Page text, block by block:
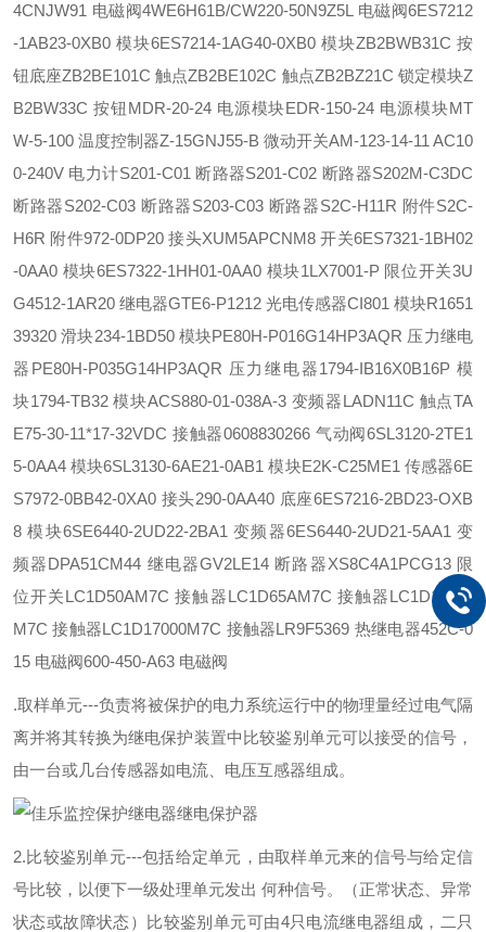
4CNJW91 电磁阀4WE6H61B/CW220-50N9Z5L 电磁阀6ES7212
-1AB23-0XB0 模块6ES7214-1AG40-0XB0 模块ZB2BWB31C 按
钮底座ZB2BE101C 触点ZB2BE102C 触点ZB2BZ21C 锁定模块Z
B2BW33C 按钮 MDR-20-24 电源模块EDR-150-24 电源模块MT
W-5-100 温度控制器Z-15GNJ55-B 微动开关AM-123-14-11 AC10
0-240V 电力计S201-C01 断路器S201-C02 断路器S202M-C3DC
断路器S202-C03 断路器S203-C03 断路器S2C-H11R 附件S2C-
H6R 附件972-0DP20 接头XUM5APCNM8 开关6ES7321-1BH02
-0AA0 模块6ES7322-1HH01-0AA0 模块1LX7001-P 限位开关3U
G4512-1AR20 继电器GTE6-P1212 光电传感器CI801 模块R1651
39320 滑块234-1BD50 模块PE80H-P016G14HP3AQR 压力继电
器 PE80H-P035G14HP3AQR 压力继电器1794-IB16X0B16P 模
块1794-TB32 模块ACS880-01-038A-3 变频器LADN11C 触点TA
E75-30-11*17-32VDC 接触器0608830266 气动阀6SL3120-2TE1
5-0AA4 模块6SL3130-6AE21-0AB1 模块E2K-C25ME1 传感器6E
S7972-0BB42-0XA0 接头290-0AA40 底座6ES7216-2BD23-OXB
8 模块6SE6440-2UD22-2BA1 变频器6ES6440-2UD21-5AA1 变
频器DPA51CM44 继电器GV2LE14 断路器XS8C4A1PCG13 限
位开关LC1D50AM7C 接触器LC1D65AM7C 接触器LC1D11500
M7C 接触器LC1D17000M7C 接触器LR9F5369 热继电器452C-0
15 电磁阀600-450-A63 电磁阀
.取样单元---负责将被保护的电力系统运行中的物理量经过电气隔
离并将其转换为继电保护装置中比较鉴别单元可以接受的信号，
由一台或几台传感器如电流、电压互感器组成。
继电保护器
2.比较鉴别单元---包括给定单元，由取样单元来的信号与给定信
号比较，以便下一级处理单元发出 何种信号。（正常状态、异常
状态或故障状态）比较鉴别单元可由4只电流继电器组成，二只